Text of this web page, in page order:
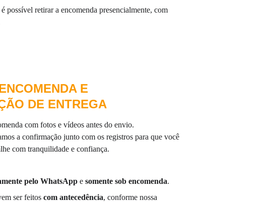
possível retirar a encomenda presencialmente, com
E
DE ENTREGA
com fotos e vídeos antes do envio.
a confirmação junto com os registros para que você
com tranquilidade e confiança.
pelo WhatsApp e somente sob encomenda.
ser feitos com antecedência, conforme nossa